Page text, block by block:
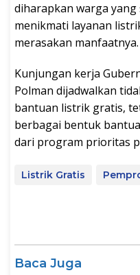
diharapkan warga
menikmati layanan
merasakan manfaatnya.
Kunjungan kerja
Polman dijadwalkan
bantuan listrik gratis,
berbagai bentuk
dari program prioritas
Listrik Gratis
Baca Juga